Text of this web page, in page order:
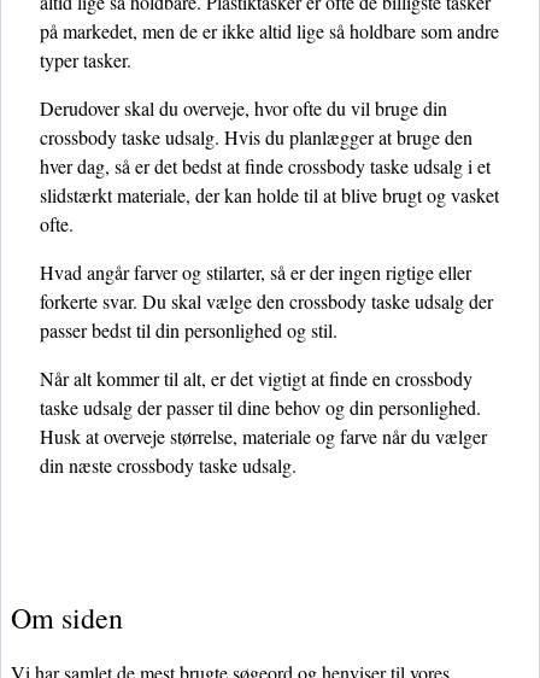
på markedet, men de er ikke altid lige så holdbare som andre
typer tasker.
Derudover skal du overveje, hvor ofte du vil bruge din
crossbody taske udsalg. Hvis du planlægger at bruge den
hver dag, så er det bedst at finde crossbody taske udsalg i et
slidstærkt materiale, der kan holde til at blive brugt og vasket
ofte.
Hvad angår farver og stilarter, så er der ingen rigtige eller
forkerte svar. Du skal vælge den crossbody taske udsalg der
passer bedst til din personlighed og stil.
Når alt kommer til alt, er det vigtigt at finde en crossbody
taske udsalg der passer til dine behov og din personlighed.
Husk at overveje størrelse, materiale og farve når du vælger
din næste crossbody taske udsalg.
Om siden
Vi har samlet de mest brugte søgeord og henviser til vores